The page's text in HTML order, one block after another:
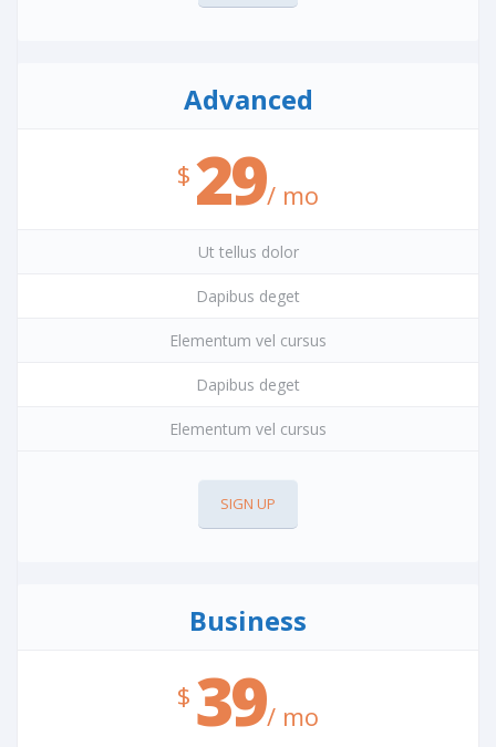
Advanced
29/ mo
Ut tellus dolor
Dapibus deget
Elementum vel cursus
Dapibus deget
Elementum vel cursus
SIGN UP
Business
39/ mo